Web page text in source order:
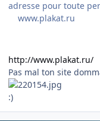
adresse pour toute
www.plakat.ru
http://www.plakat.ru/
Pas mal ton site
:)